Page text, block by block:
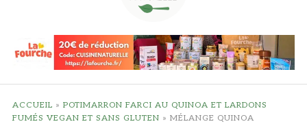
ACCUEIL » POTIMARRON FARCI AU QUINOA ET LARDONS
FUMÉS VEGAN ET SANS GLUTEN » MÉLANGE QUINOA